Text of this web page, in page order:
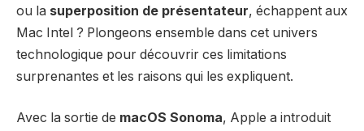
ou la superposition de présentateur, échappent aux
Mac Intel ? Plongeons ensemble dans cet univers
technologique pour découvrir ces limitations
surprenantes et les raisons qui les expliquent.
Avec la sortie de macOS Sonoma, Apple a introduit